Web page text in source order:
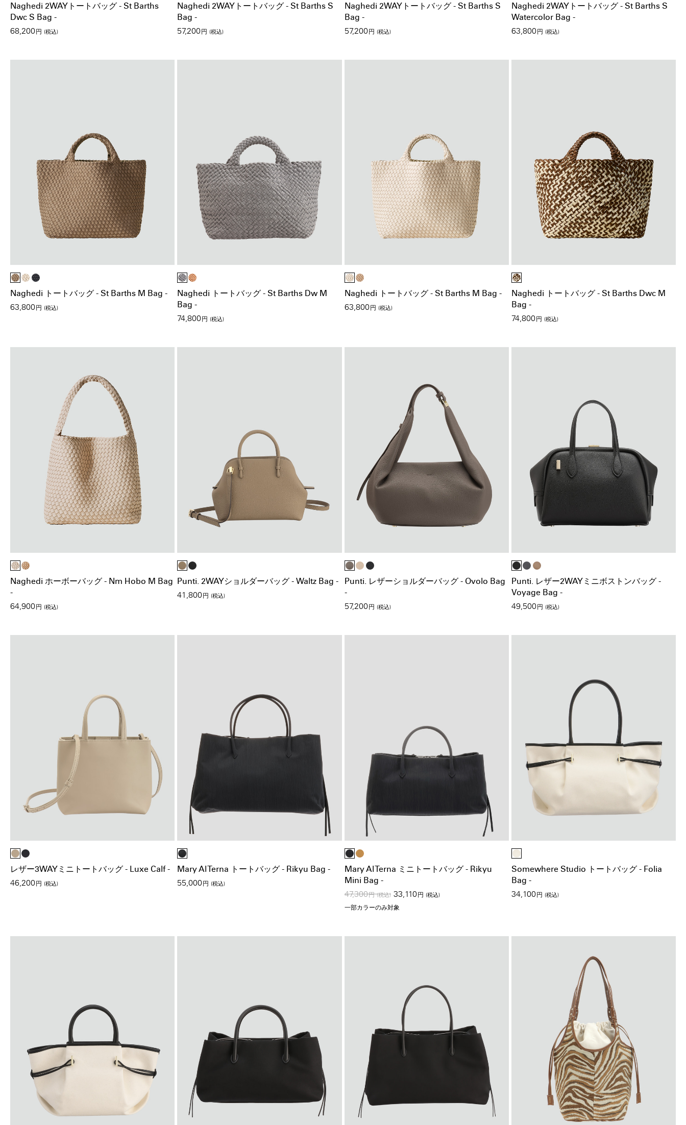
Naghedi 2WAYトートバッグ - St Barths
Dwc S Bag -
68,200円 (税込)
Naghedi 2WAYトートバッグ - St Barths S
Bag -
57,200円 (税込)
Naghedi 2WAYトートバッグ - St Barths S
Bag -
57,200円 (税込)
Naghedi 2WAYトートバッグ - St Barths S
Watercolor Bag -
63,800円 (税込)
Naghedi トートバッグ - St Barths M Bag -
63,800 円 (税込)
Naghedi トートバッグ - St Barths Dw M
Bag -
74,800 円 (税込)
Naghedi トートバッグ - St Barths M Bag -
63,800 円 (税込)
Naghedi トートバッグ - St Barths Dwc M
Bag -
74,800 円 (税込)
Naghedi ホーボーバッグ - Nm Hobo M Bag
-
64,900 円 (税込)
Punti. 2WAYショルダーバッグ - Waltz Bag -
41,800 円 (税込)
Punti. レザーショルダーバッグ - Ovolo Bag
-
57,200 円 (税込)
Punti. レザー2WAYミニボストンバッグ -
Voyage Bag -
49,500 円 (税込)
レザー3WAYミニトートバッグ - Luxe Calf -
46,200 円 (税込)
Mary Al Terna トートバッグ - Rikyu Bag -
55,000 円 (税込)
Mary Al Terna ミニトートバッグ - Rikyu
Mini Bag -
47,300円(税込) 33,110 円 (税込)
一部カラーのみ対象
Somewhere Studio トートバッグ - Folia
Bag -
34,100 円 (税込)